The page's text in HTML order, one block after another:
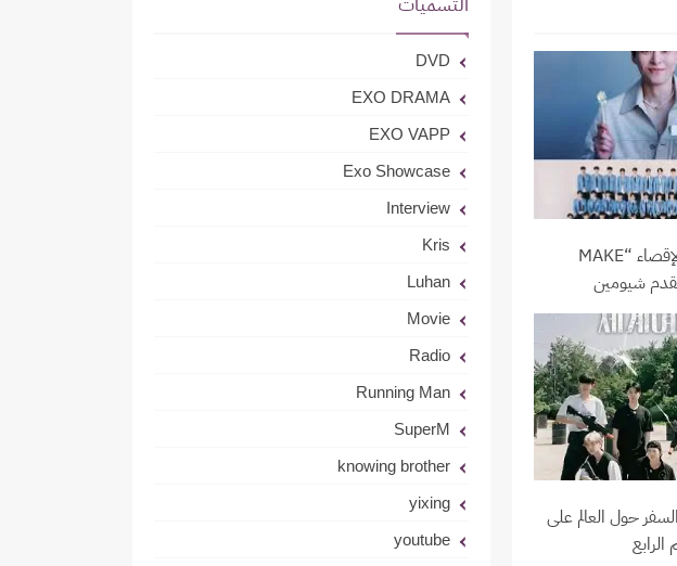
مترجم - برنامج الإقصاء “MAKE
Travel the World
حول العالم على
DVD
EXO DRAMA
EXO VAPP
Exo Showcase
Interview
Kris
Luhan
Movie
Radio
Running Man
SuperM
knowing brother
yixing
youtube